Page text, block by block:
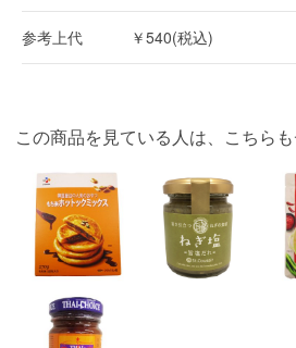
参考上代 ￥540(税込)
この商品を見ている人は、こちら